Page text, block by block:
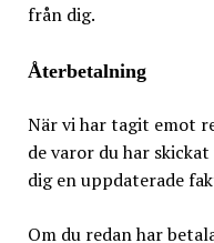
från dig.
Återbetalning
När vi har tagit emot
de varor du har
dig en uppdaterade
Om du redan har